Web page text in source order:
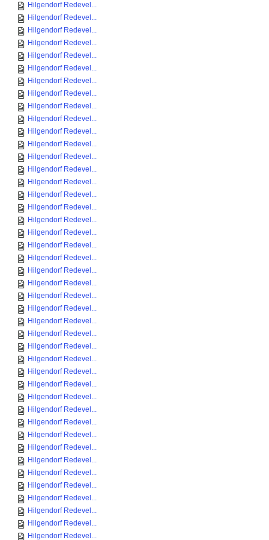
Hilgendorf Redevel...
Hilgendorf Redevel...
Hilgendorf Redevel...
Hilgendorf Redevel...
Hilgendorf Redevel...
Hilgendorf Redevel...
Hilgendorf Redevel...
Hilgendorf Redevel...
Hilgendorf Redevel...
Hilgendorf Redevel...
Hilgendorf Redevel...
Hilgendorf Redevel...
Hilgendorf Redevel...
Hilgendorf Redevel...
Hilgendorf Redevel...
Hilgendorf Redevel...
Hilgendorf Redevel...
Hilgendorf Redevel...
Hilgendorf Redevel...
Hilgendorf Redevel...
Hilgendorf Redevel...
Hilgendorf Redevel...
Hilgendorf Redevel...
Hilgendorf Redevel...
Hilgendorf Redevel...
Hilgendorf Redevel...
Hilgendorf Redevel...
Hilgendorf Redevel...
Hilgendorf Redevel...
Hilgendorf Redevel...
Hilgendorf Redevel...
Hilgendorf Redevel...
Hilgendorf Redevel...
Hilgendorf Redevel...
Hilgendorf Redevel...
Hilgendorf Redevel...
Hilgendorf Redevel...
Hilgendorf Redevel...
Hilgendorf Redevel...
Hilgendorf Redevel...
Hilgendorf Redevel...
Hilgendorf Redevel...
Hilgendorf Redevel...